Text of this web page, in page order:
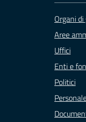
Organi
Aree
Uffici
Enti e
Politici